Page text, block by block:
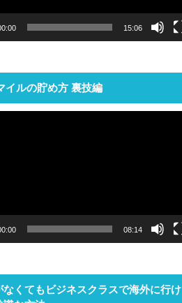
15:06
イルの貯め方 裏技編
08:14
なくてもビジネスクラスで海外に行け